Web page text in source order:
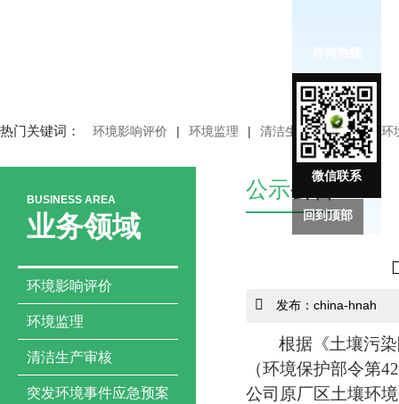
热门关键词： 环境影响评价 | 环境监理 | 清洁生产审核 | 突发环
BUSINESS AREA
业务领域
环境影响评价
环境监理
清洁生产审核
突发环境事件应急预案
公示公告
发布：china-hnah
根据《土壤污
（环境保护部令第42
公司原厂区土壤环
微信联系
回到顶部